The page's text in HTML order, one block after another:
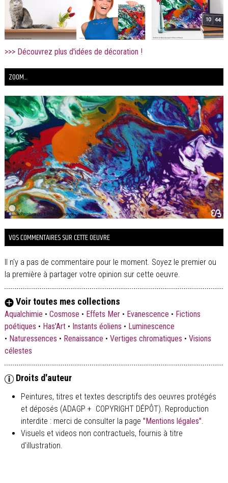
>>> Découvrez plus d'idées de décoration !
ZOOM...
VOS COMMENTAIRES SUR CETTE OEUVRE
Il n'y a pas de commentaire pour le moment. Soyez le premier ou
la première à partager votre opinion sur cette oeuvre.
Voir toutes mes collections
Aqualchimie • Cosmose • Effets Mer• Evanescence • Fictions
poétiques • Has'Art• Instants éoliens • Luminescence
• Naturessences • Renaissance • Vertiges chromatiques • Visions
célestes
Droits d'auteur
Peintures, titres et textes descriptifs des oeuvres protégés
et déposés (ADAGP + COPYRIGHT DÉPÔT). Reproduction
interdite : merci de consulter la page "Mentions légales".
Visuels et videos non contractuels, fournis à titre
d'illustration.